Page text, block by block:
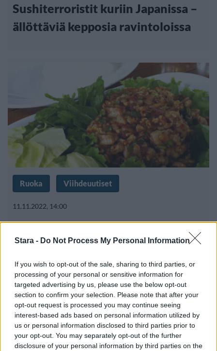
Stara - Do Not Process My Personal Information
If you wish to opt-out of the sale, sharing to third parties, or
processing of your personal or sensitive information for
targeted advertising by us, please use the below opt-out
section to confirm your selection. Please note that after your
opt-out request is processed you may continue seeing
interest-based ads based on personal information utilized by
us or personal information disclosed to third parties prior to
your opt-out. You may separately opt-out of the further
disclosure of your personal information by third parties on the
Sushiterroristit kuriin Japanissa –
ällöttäviä kepposia ravintoloissa
Ruoka Viihdeuutiset
11.11.2022, 14:00
Ravintolaketju Hanko Sushin nimi
tarjonta